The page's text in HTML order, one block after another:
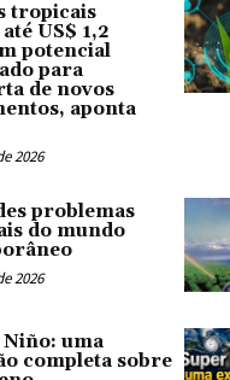
tropicais
US$ 1,2
potencial
para
de novos
aponta
2026
problemas
do mundo
2026
Niño: uma
completa sobre